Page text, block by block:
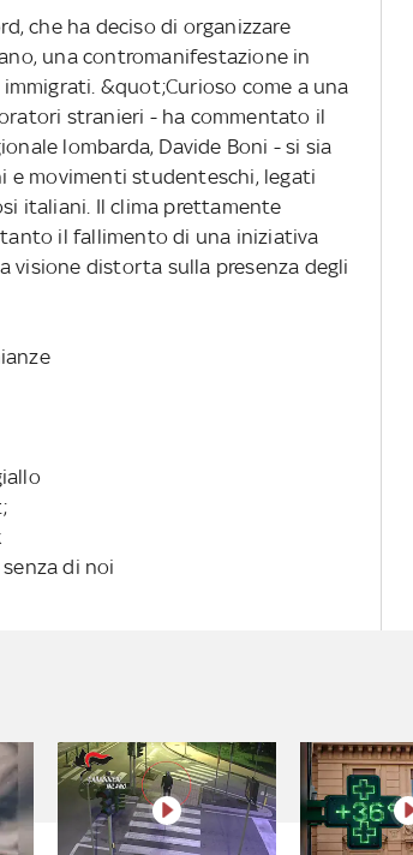
che ha deciso di organizzare
una contromanifestazione in
&quot;Curioso come a una
stranieri - ha commentato il
lombarda, Davide Boni - si sia
e movimenti studenteschi, legati
italiani. Il clima prettamente
il fallimento di una iniziativa
visione distorta sulla presenza degli
di noi